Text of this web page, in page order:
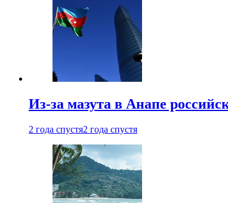
Из-за мазута в Анапе
2 года спустя2 года спустя